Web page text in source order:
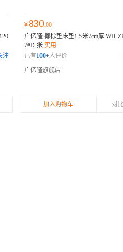
注
¥830.00
广亿隆 椰棕垫床垫1.5米7cm厚 WH-
7#D 张 实用
已有100+人评价
广亿隆旗舰店
加入购物车 对比